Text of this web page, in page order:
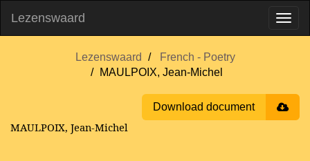
Lezenswaard
Lezenswaard
French - Poetry
MAULPOIX, Jean-Michel
Download document
MAULPOIX, Jean-Michel